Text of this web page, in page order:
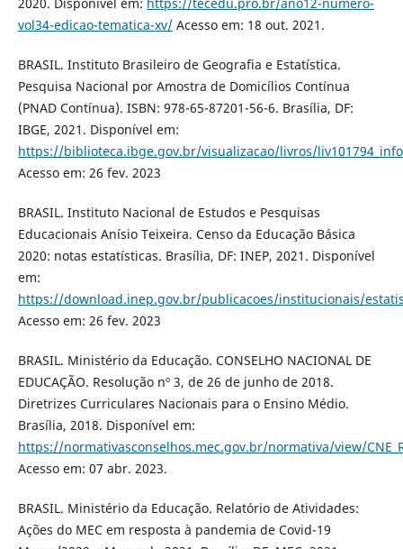
vol34-edicao-tematica-xv/Acesso em: 18 out. 2021.
BRASIL. Instituto Brasileiro de Geografia e Estatística.
Pesquisa Nacional por Amostra de Domicílios Contínua
(PNAD Contínua). ISBN: 978-65-87201-56-6. Brasília, DF:
IBGE, 2021. Disponível em:
https://biblioteca.ibge.gov.br/visualizacao/livros/
Acesso em: 26 fev. 2023
BRASIL. Instituto Nacional de Estudos e Pesquisas
Educacionais Anísio Teixeira. Censo da Educação Básica
2020: notas estatísticas. Brasília, DF: INEP, 2021. Disponível
em:
https://download.inep.gov.br/publicacoes/institucionais/
Acesso em: 26 fev. 2023
BRASIL. Ministério da Educação. CONSELHO NACIONAL DE
EDUCAÇÃO. Resolução nº 3, de 26 de junho de 2018.
Diretrizes Curriculares Nacionais para o Ensino Médio.
Brasília, 2018. Disponível em:
https://normativasconselhos.mec.gov.br/normativa/view/
Acesso em: 07 abr. 2023.
BRASIL. Ministério da Educação. Relatório de Atividades:
Ações do MEC em resposta à pandemia de Covid-19